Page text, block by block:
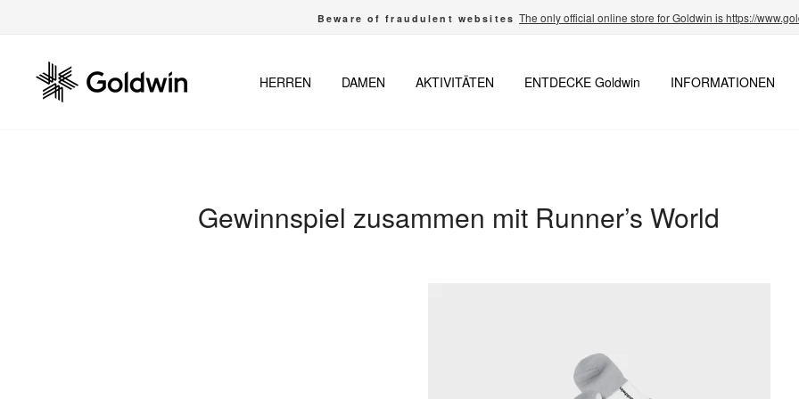
Beware of fraudulent websites The only official online store for Goldwin is https://
HERREN DAMEN AKTIVITÄTEN ENTDECKE Goldwin INFORMATIONEN
Gewinnspiel zusammen mit Runner’s World